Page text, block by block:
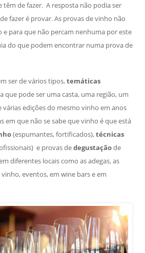
têm de fazer. A resposta não podia ser
fazer é provar. As provas de vinho não
para que não percam nenhuma por este
do que podem encontrar numa prova de
ser de vários tipos,temáticas
que pode ser uma casta, uma região, um
edições do mesmo vinho em anos
em que não se sabe que vinho é que está
(espumantes, fortificados),técnicas
e provas dedegustaçãode
diferentes locais como as adegas, as
eventos, em wine bars e em